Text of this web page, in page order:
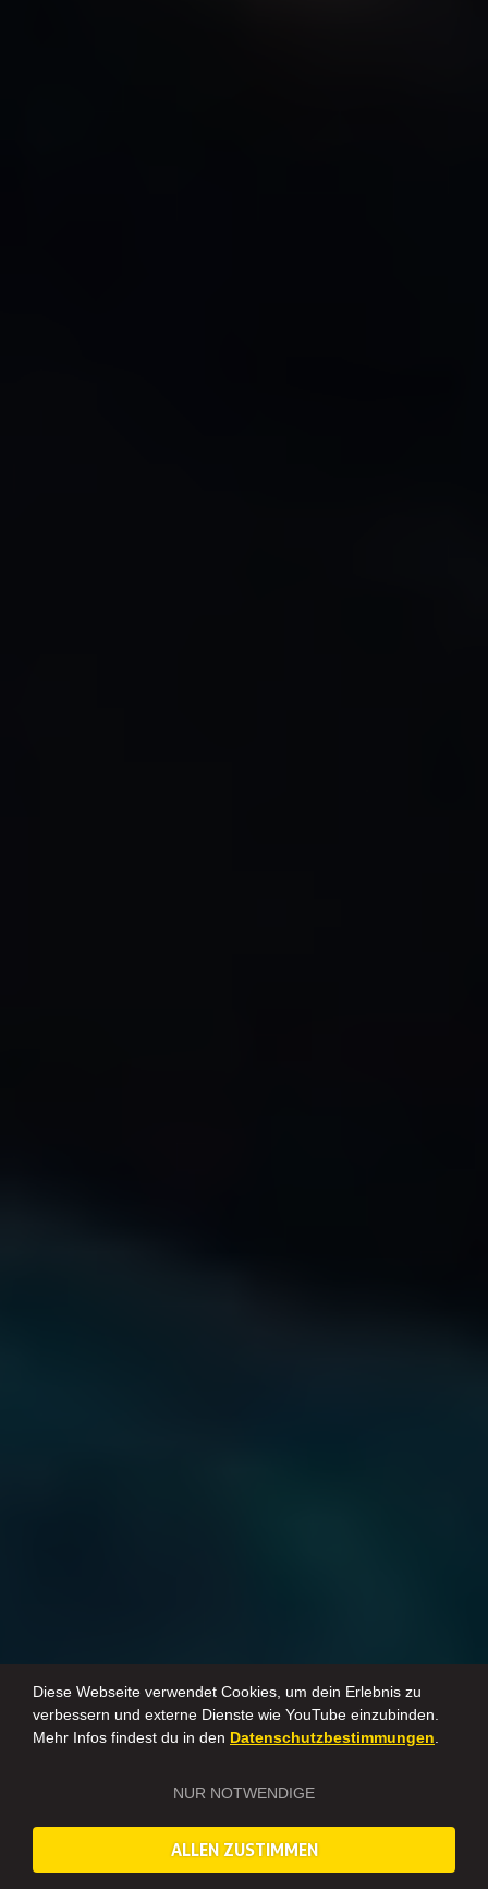
Diese Webseite verwendet Cookies, um dein Erlebnis zu
verbessern und externe Dienste wie YouTube einzubinden.
Mehr Infos findest du in den Datenschutzbestimmungen.
NUR NOTWENDIGE
ALLEN ZUSTIMMEN